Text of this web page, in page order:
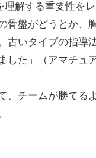
理解する重要性を
骨盤がどうとか
古いタイプの指導
た」（アマチュ
チームが勝てる